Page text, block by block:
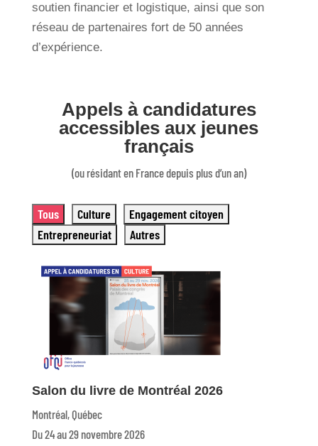
soutien financier et logistique, ainsi que son
réseau de partenaires fort de 50 années
d’expérience.
Appels à candidatures
accessibles aux jeunes
français
(ou résidant en France depuis plus d’un an)
Tous Culture
Engagement citoyen
Entrepreneuriat
Autres
Salon du livre de Montréal 2026
Montréal, Québec
Du 24 au 29 novembre 2026